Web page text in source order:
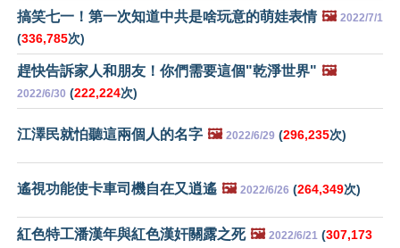
搞笑七一！第一次知道中共是啥玩意的萌娃表情 🖼️ 2022/7/1
(336,785次)
趕快告訴家人和朋友！你們需要這個"乾淨世界" 🖼️
2022/6/30 (222,224次)
江澤民就怕聽這兩個人的名字 🖼️ 2022/6/29 (296,235次)
遙視功能使卡車司機自在又逍遙 🖼️ 2022/6/26 (264,349次)
紅色特工潘漢年與紅色漢奸關露之死 🖼️ 2022/6/21 (307,173